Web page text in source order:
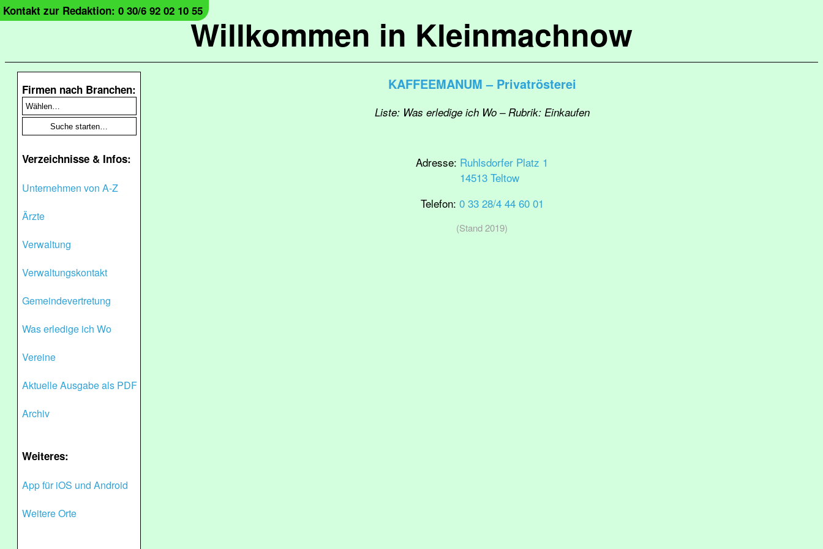
Willkommen in Kleinmachnow
Kontakt zur Redaktion: 0 30/6 92 02 10 55
Firmen nach Branchen:
Verzeichnisse & Infos:
Unternehmen von A-Z
Ärzte
Verwaltung
Verwaltungskontakt
Gemeindevertretung
Was erledige ich Wo
Vereine
Aktuelle Ausgabe als PDF
Archiv
Weiteres:
App für iOS und Android
Weitere Orte
KAFFEEMANUM – Privatrösterei
Liste: Was erledige ich Wo – Rubrik: Einkaufen
Adresse: Ruhlsdorfer Platz 1
14513 Teltow
Telefon: 0 33 28/4 44 60 01
(Stand 2019)